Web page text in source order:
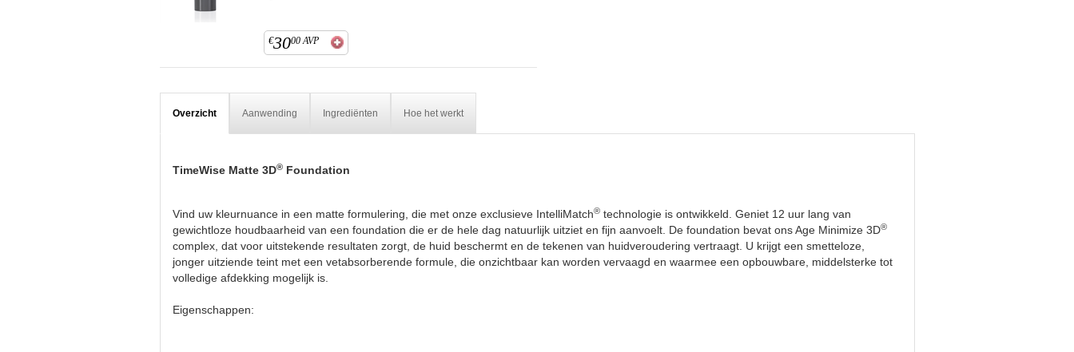
€3000 AVP
Overzicht Aanwending Ingrediënten Hoe het werkt
TimeWise Matte 3D®Foundation
Vind uw kleurnuance in een matte formulering, die met onze exclusieve IntelliMatch®technologie is ontwikkeld. Geniet 12 uur lang van
gewichtloze houdbaarheid van een foundation die er de hele dag natuurlijk uitziet en fijn aanvoelt. De foundation bevat ons Age Minimize 3D®
complex, dat voor uitstekende resultaten zorgt, de huid beschermt en de tekenen van huidveroudering vertraagt. U krijgt een smetteloze,
jonger uitziende teint met een vetabsorberende formule, die onzichtbaar kan worden vervaagd en waarmee een opbouwbare, middelsterke tot
volledige afdekking mogelijk is.
Eigenschappen: